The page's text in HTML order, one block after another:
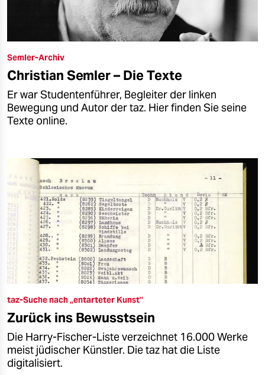
Semler-Archiv
Christian Semler – Die Texte
Er war Studentenführer, Begleiter der linken
Bewegung und Autor der taz. Hier finden Sie seine
Texte online.
taz-Suche nach „entarteter Kunst”
Zurück ins Bewusstsein
Die Harry-Fischer-Liste verzeichnet 16.000 Werke
meist jüdischer Künstler. Die taz hat die Liste
digitalisiert.